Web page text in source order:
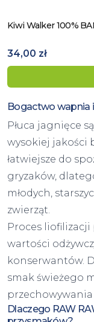
Zobacz produkt
Kiwi Walker 100%
34,00 zł
Bogactwo wapnia
Płuca jagnięce
wysokiej jakości
łatwiejsze do
gryzaków,
młodych,
zwierząt.
Proces
wartości
konserwantów.
smak świeżego
Dlaczego RAW